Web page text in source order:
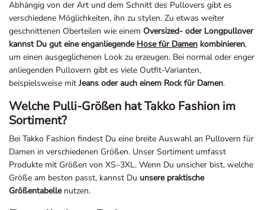
verschiedene Möglichkeiten, ihn zu stylen. Zu etwas weiter
geschnittenen Oberteilen wie einemOversized- oder Longpullover
kannst Du gut eine enganliegendeHose für Damenkombinieren,
um einen ausgeglichenen Look zu erzeugen. Bei normal oder enger
anliegenden Pullovern gibt es viele Outfit-Varianten,
beispielsweise mitJeans oder auch einem Rock für Damen
Sortiment?
Bei Takko Fashion findest Du eine breite Auswahl an Pullovern für
Damen in verschiedenen Größen. Unser Sortiment umfasst
Produkte mit Größen von XS–3XL. Wenn Du unsicher bist, welche
Größe am besten passt, kannst Duunsere praktische
Größentabellenutzen.